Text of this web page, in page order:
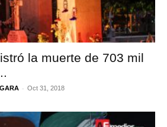
la muerte de 703 mil
- Oct 31, 2018